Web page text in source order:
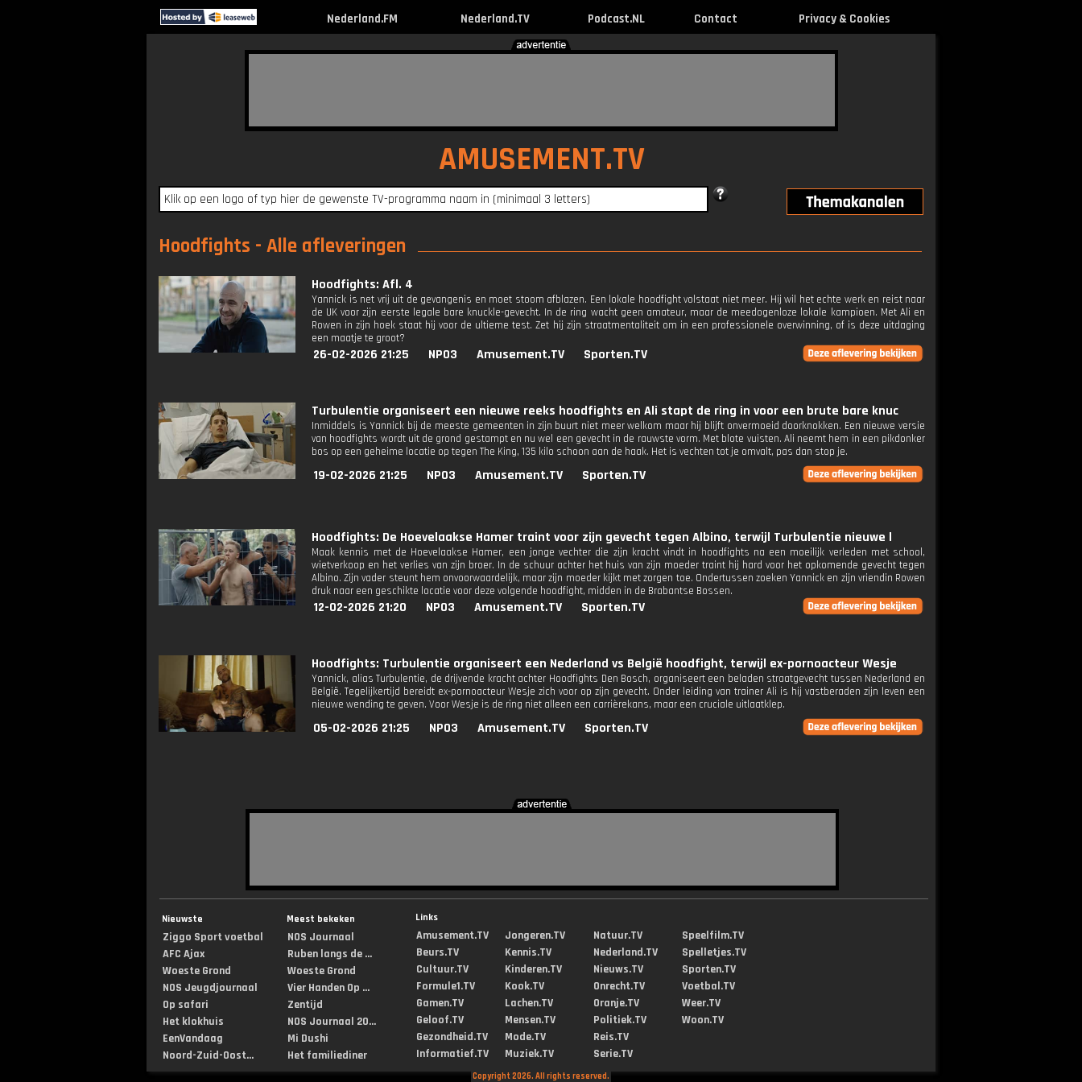
Nederland.FM Nederland.TV Podcast.NL Contact Privacy & Cookies
AMUSEMENT.TV
Hoodfights - Alle afleveringen
Hoodfights: Afl. 4
Yannick is net vrij uit de gevangenis en moet stoom afblazen. Een lokale hoodfight volstaat niet meer. Hij wil het echte werk en reist naar
de UK voor zijn eerste legale bare knuckle-gevecht. In de ring wacht geen amateur, maar de meedogenloze lokale kampioen. Met Ali en
Rowen in zijn hoek staat hij voor de ultieme test. Zet hij zijn straatmentaliteit om in een professionele overwinning, of is deze uitdaging
een maatje te groot?
26-02-2026 21:25 NPO3 Amusement.TV Sporten.TV
Turbulentie organiseert een nieuwe reeks hoodfights en Ali stapt de ring in voor een brute bare knuc
Inmiddels is Yannick bij de meeste gemeenten in zijn buurt niet meer welkom maar hij blijft onvermoeid doorknokken. Een nieuwe versie
van hoodfights wordt uit de grond gestampt en nu wel een gevecht in de rauwste vorm. Met blote vuisten. Ali neemt hem in een pikdonker
bos op een geheime locatie op tegen The King, 135 kilo schoon aan de haak. Het is vechten tot je omvalt, pas dan stop je.
19-02-2026 21:25 NPO3 Amusement.TV Sporten.TV
Hoodfights: De Hoevelaakse Hamer traint voor zijn gevecht tegen Albino, terwijl Turbulentie nieuwe l
Maak kennis met de Hoevelaakse Hamer, een jonge vechter die zijn kracht vindt in hoodfights na een moeilijk verleden met school,
wietverkoop en het verlies van zijn broer. In de schuur achter het huis van zijn moeder traint hij hard voor het opkomende gevecht tegen
Albino. Zijn vader steunt hem onvoorwaardelijk, maar zijn moeder kijkt met zorgen toe. Ondertussen zoeken Yannick en zijn vriendin Rowen
druk naar een geschikte locatie voor deze volgende hoodfight, midden in de Brabantse Bossen.
12-02-2026 21:20 NPO3 Amusement.TV Sporten.TV
Hoodfights: Turbulentie organiseert een Nederland vs België hoodfight, terwijl ex-pornoacteur Wesje
Yannick, alias Turbulentie, de drijvende kracht achter Hoodfights Den Bosch, organiseert een beladen straatgevecht tussen Nederland en
België. Tegelijkertijd bereidt ex-pornoacteur Wesje zich voor op zijn gevecht. Onder leiding van trainer Ali is hij vastberaden zijn leven een
nieuwe wending te geven. Voor Wesje is de ring niet alleen een carrièrekans, maar een cruciale uitlaatklep.
05-02-2026 21:25 NPO3 Amusement.TV Sporten.TV
Nieuwste
Ziggo Sport voetbal
AFC Ajax
Woeste Grond
NOS Jeugdjournaal
Op safari
Het klokhuis
EenVandaag
Noord-Zuid-Oost...
Meest bekeken
NOS Journaal
Ruben langs de ...
Woeste Grond
Vier Handen Op ...
Zentijd
NOS Journaal 20...
Mi Dushi
Het familiediner
Links
Amusement.TV
Beurs.TV
Cultuur.TV
Formule1.TV
Gamen.TV
Geloof.TV
Gezondheid.TV
Informatief.TV
Jongeren.TV
Kennis.TV
Kinderen.TV
Kook.TV
Lachen.TV
Mensen.TV
Mode.TV
Muziek.TV
Natuur.TV
Nederland.TV
Nieuws.TV
Onrecht.TV
Oranje.TV
Politiek.TV
Reis.TV
Serie.TV
Speelfilm.TV
Spelletjes.TV
Sporten.TV
Voetbal.TV
Weer.TV
Woon.TV
Copyright 2026. All rights reserved.